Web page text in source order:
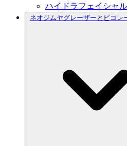
ハイドラフェイシャ
ネオジムヤグレーザーとピコレ